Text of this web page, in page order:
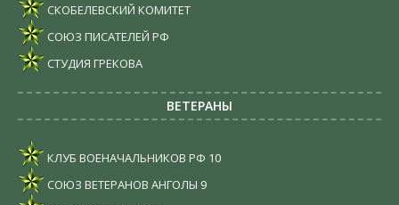
СКОБЕЛЕВСКИЙ КОМИТЕТ
СОЮЗ ПИСАТЕЛЕЙ РФ
СТУДИЯ ГРЕКОВА
ВЕТЕРАНЫ
КЛУБ ВОЕНАЧАЛЬНИКОВ РФ 10
СОЮЗ ВЕТЕРАНОВ АНГОЛЫ 9